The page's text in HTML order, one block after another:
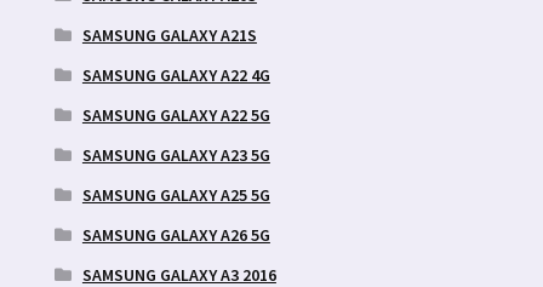
SAMSUNG GALAXY A21S
SAMSUNG GALAXY A22 4G
SAMSUNG GALAXY A22 5G
SAMSUNG GALAXY A23 5G
SAMSUNG GALAXY A25 5G
SAMSUNG GALAXY A26 5G
SAMSUNG GALAXY A3 2016